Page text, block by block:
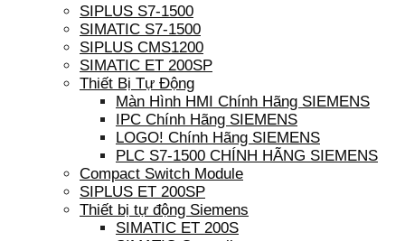
SIPLUS S7-1500
SIMATIC S7-1500
SIPLUS CMS1200
SIMATIC ET 200SP
Thiết Bị Tự Động
Màn Hình HMI Chính Hãng SIEMENS
IPC Chính Hãng SIEMENS
LOGO! Chính Hãng SIEMENS
PLC S7-1500 CHÍNH HÃNG SIEMENS
Compact Switch Module
SIPLUS ET 200SP
Thiết bị tự động Siemens
SIMATIC ET 200S